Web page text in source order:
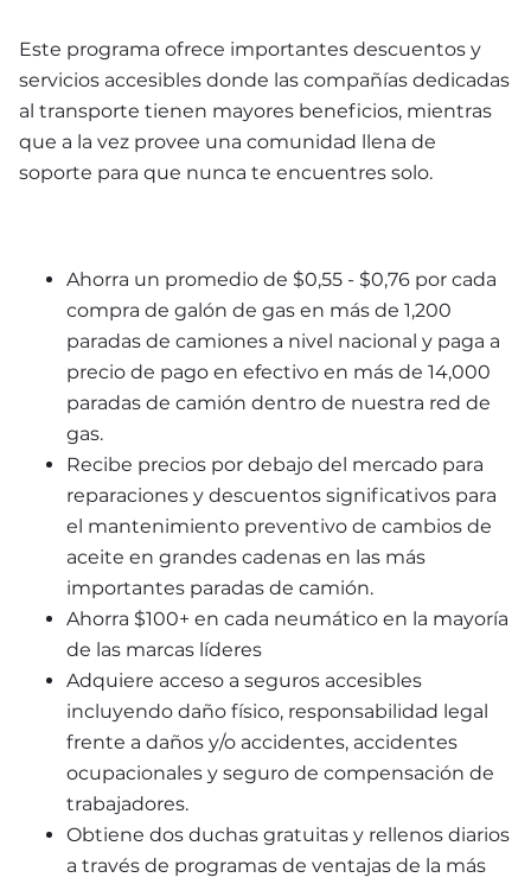
Este programa ofrece importantes descuentos y
servicios accesibles donde las compañías dedicadas
al transporte tienen mayores beneficios, mientras
que a la vez provee una comunidad llena de
soporte para que nunca te encuentres solo.
Ahorra un promedio de $0,55 - $0,76 por cada
compra de galón de gas en más de 1,200
paradas de camiones a nivel nacional y paga a
precio de pago en efectivo en más de 14,000
paradas de camión dentro de nuestra red de
gas.
Recibe precios por debajo del mercado para
reparaciones y descuentos significativos para
el mantenimiento preventivo de cambios de
aceite en grandes cadenas en las más
importantes paradas de camión.
Ahorra $100+ en cada neumático en la mayoría
de las marcas líderes
Adquiere acceso a seguros accesibles
incluyendo daño físico, responsabilidad legal
frente a daños y/o accidentes, accidentes
ocupacionales y seguro de compensación de
trabajadores.
Obtiene dos duchas gratuitas y rellenos diarios
a través de programas de ventajas de la más